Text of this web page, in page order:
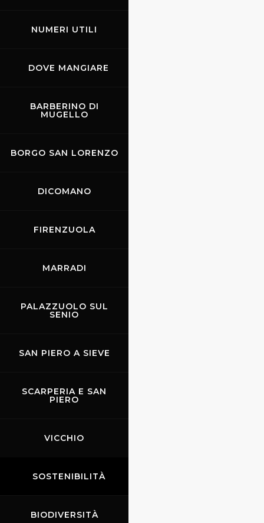
NUMERI UTILI
DOVE MANGIARE
BARBERINO DI
MUGELLO
BORGO SAN LORENZO
DICOMANO
FIRENZUOLA
MARRADI
PALAZZUOLO SUL
SENIO
SAN PIERO A SIEVE
SCARPERIA E SAN
PIERO
VICCHIO
SOSTENIBILITÀ
BIODIVERSITÀ